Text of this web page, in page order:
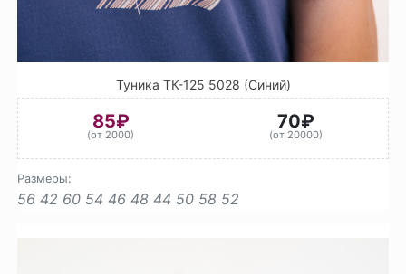
Туника ТК-125 5028 (Синий)
85₽
(от 2000)
70₽
(от 20000)
Размеры:
56 42 60 54 46 48 44 50 58 52